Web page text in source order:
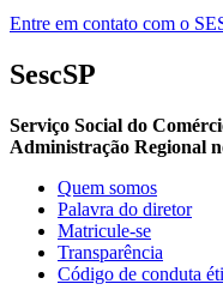
Entre em contato com o
SescSP
Serviço Social do
Administração Regional
Quem somos
Palavra do diretor
Matricule-se
Transparência
Código de conduta